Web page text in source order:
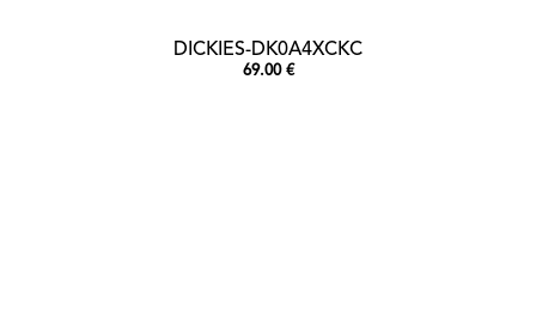
DICKIES-DK0A4XCKC
69.00 €